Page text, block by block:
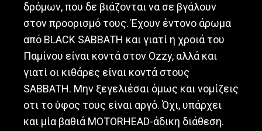
δρόμων, που δε βιάζονται να σε βγάλουν
στον προορισμό τους. Έχουν έντονο άρωμα
από BLACK SABBATH και γιατί η χροιά του
Παμίνου είναι κοντά στον Ozzy, αλλά και
γιατί οι κιθάρες είναι κοντά στους
SABBATH. Μην ξεγελιέσαι όμως και νομίζεις
οτι το ύφος τους είναι αργό. Όχι, υπάρχει
και μία βαθιά MOTORHEAD-άδικη διάθεση.